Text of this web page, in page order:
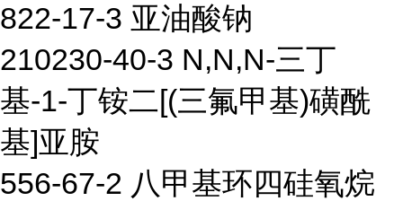
822-17-3 亚油酸钠
210230-40-3 N,N,N-三丁
基-1-丁铵二[(三氟甲基)磺酰
基]亚胺
556-67-2 八甲基环四硅氧烷